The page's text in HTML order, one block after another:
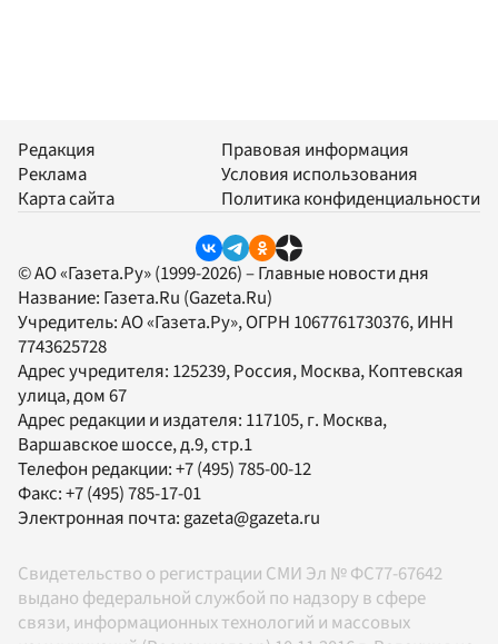
Редакция
Реклама
Карта сайта
Правовая информация
Условия использования
Политика конфиденциальности
© АО «Газета.Ру» (1999-2026) – Главные новости дня
Название: Газета.Ru (Gazeta.Ru)
Учредитель:АО «Газета.Ру», ОГРН 1067761730376, ИНН
7743625728
Адрес учредителя: 125239, Россия, Москва, Коптевская
улица, дом 67
Адрес редакции и издателя: 117105, г. Москва,
Варшавское шоссе, д.9, стр.1
Телефон редакции:+7 (495) 785-00-12
Факс:+7 (495) 785-17-01
Электронная почта: gazeta@gazeta.ru
Свидетельство о регистрации СМИ Эл № ФС77-67642
выдано федеральной службой по надзору в сфере
связи, информационных технологий и массовых